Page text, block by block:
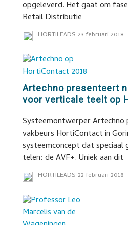
opgeleverd. Het gaat om
Retail Distributie
HORTILEADS 23 februari 2018
Artechno presenteert
voor verticale teelt op
Systeemontwerper Artechno
vakbeurs HortiContact in
systeemconcept dat speciaal
telen: de AVF+. Uniek aan dit
HORTILEADS 22 februari 2018